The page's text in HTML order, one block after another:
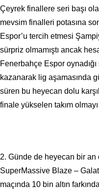
Çeyrek finallere seri başı
mevsim finalleri potasına
Espor’u tercih etmesi
sürpriz olmamıştı ancak
Fenerbahçe Espor oynadığı
kazanarak lig aşamasında
süren bu heyecan dolu
finale yükselen takım olmayı
2. Günde de heyecan bir
SuperMassive Blaze –
maçında 10 bin altın